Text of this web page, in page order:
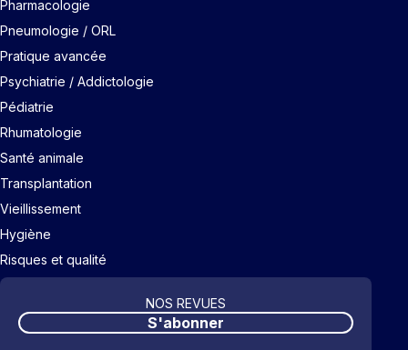
Pharmacologie
Pneumologie / ORL
Pratique avancée
Psychiatrie / Addictologie
Pédiatrie
Rhumatologie
Santé animale
Transplantation
Vieillissement
Hygiène
Risques et qualité
NOS REVUES
S'abonner